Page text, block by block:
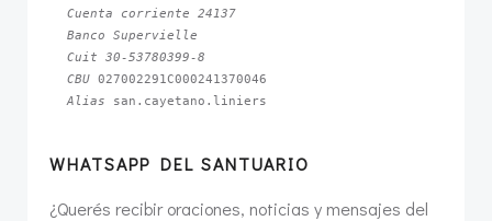
Cuenta corriente 24137
Banco Supervielle
Cuit 30-53780399-8
CBU
Alias san.cayetano.liniers
WHATSAPP DEL SANTUARIO
¿Querés recibir oraciones, noticias y mensajes del